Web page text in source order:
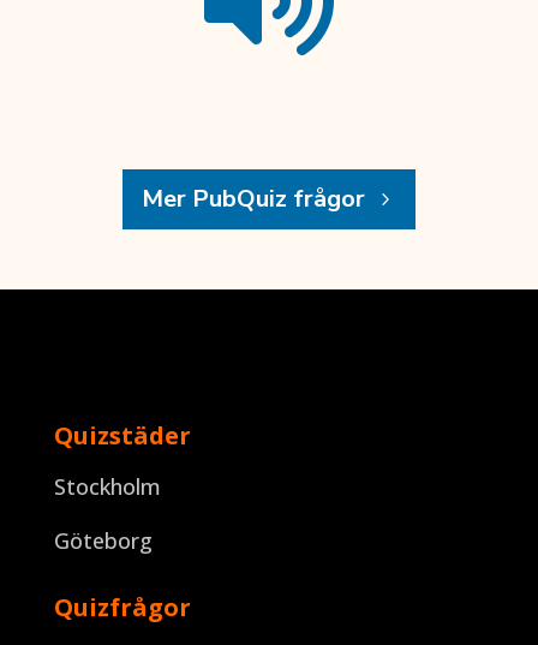
Mer PubQuiz frågor
Quizstäder
Stockholm
Göteborg
Quizfrågor